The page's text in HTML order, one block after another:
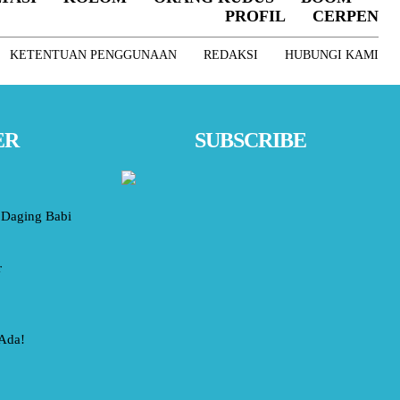
PROFIL
CERPEN
KETENTUAN PENGGUNAAN REDAKSI HUBUNGI KAMI
Babi
SUBSCRIBE